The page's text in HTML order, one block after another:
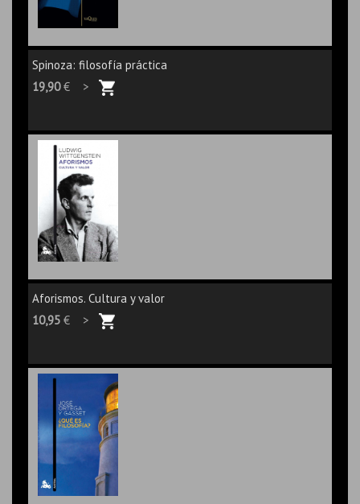
Spinoza: filosofía práctica
19,90€ >
Aforismos. Cultura y valor
10,95 € >